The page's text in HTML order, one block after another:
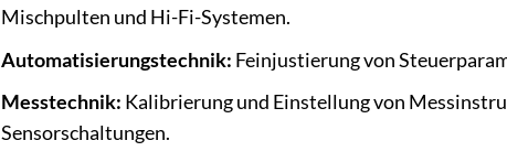
Mischpulten und Hi-Fi-Systemen.
Automatisierungstechnik: Feinjustierung von
Messtechnik: Kalibrierung und Einstellung von
Sensorschaltungen.